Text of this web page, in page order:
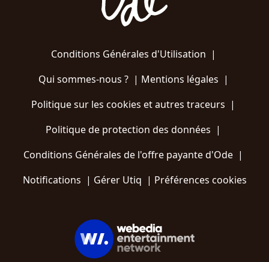
Conditions Générales d'Utilisation |
Qui sommes-nous ?| Mentions légales |
Politique sur les cookies et autres traceurs |
Politique de protection des données |
Conditions Générales de l'offre payante d'Ode |
Notifications | Gérer Utiq | Préférences cookies